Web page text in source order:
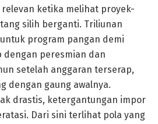
ketika melihat proyek-
silih berganti. Triliunan
program pangan demi
dengan peresmian dan
setelah anggaran terserap,
dengan gaung awalnya.
drastis, ketergantungan impor
Dari sini terlihat pola yang